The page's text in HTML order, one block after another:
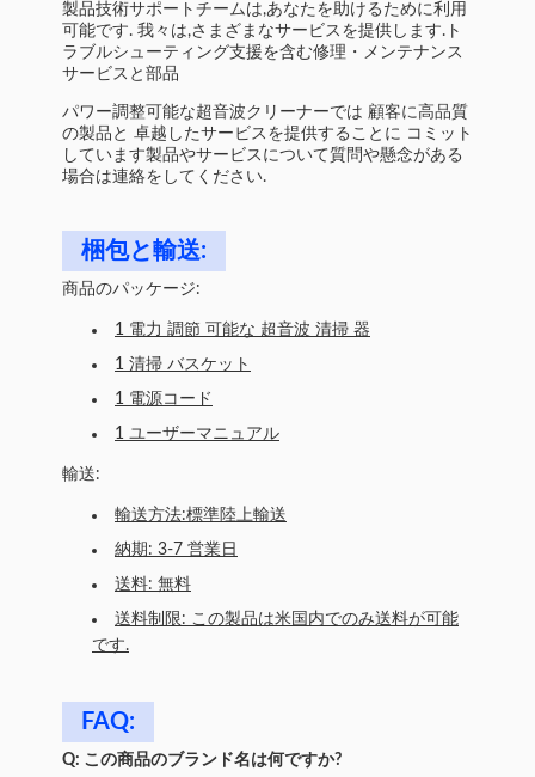
製品技術サポートチームは,あなたを助けるために利用
可能です. 我々は,さまざまなサービスを提供します.ト
ラブルシューティング支援を含む修理・メンテナンス
サービスと部品
パワー調整可能な超音波クリーナーでは 顧客に高品質
の製品と 卓越したサービスを提供することに コミット
しています製品やサービスについて質問や懸念がある
場合は連絡をしてください.
梱包と輸送:
商品のパッケージ:
1 電力 調節 可能な 超音波 清掃 器
1 清掃 バスケット
1 電源コード
1 ユーザーマニュアル
輸送:
輸送方法:標準陸上輸送
納期: 3-7 営業日
送料: 無料
送料制限: この製品は米国内でのみ送料が可能
です.
FAQ:
Q: この商品のブランド名は何ですか?